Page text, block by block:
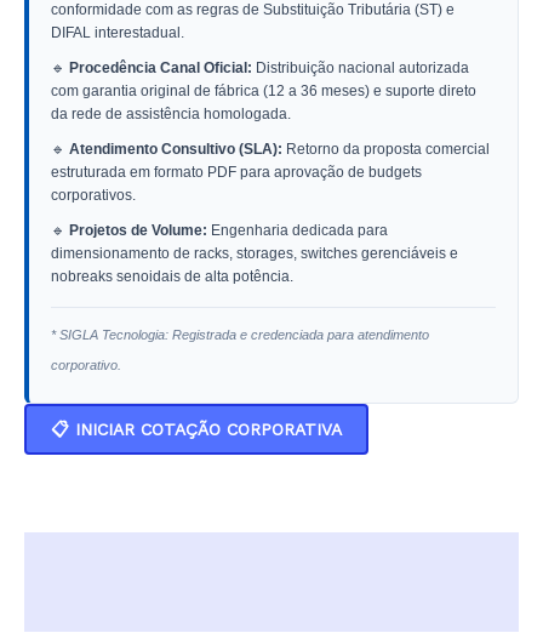
conformidade com as regras de Substituição Tributária (ST) e
DIFAL interestadual.
🔹 Procedência Canal Oficial: Distribuição nacional autorizada
com garantia original de fábrica (12 a 36 meses) e suporte direto
da rede de assistência homologada.
🔹 Atendimento Consultivo (SLA): Retorno da proposta comercial
estruturada em formato PDF para aprovação de budgets
corporativos.
🔹 Projetos de Volume: Engenharia dedicada para
dimensionamento de racks, storages, switches gerenciáveis e
nobreaks senoidais de alta potência.
* SIGLA Tecnologia: Registrada e credenciada para atendimento
corporativo.
📋 INICIAR COTAÇÃO CORPORATIVA